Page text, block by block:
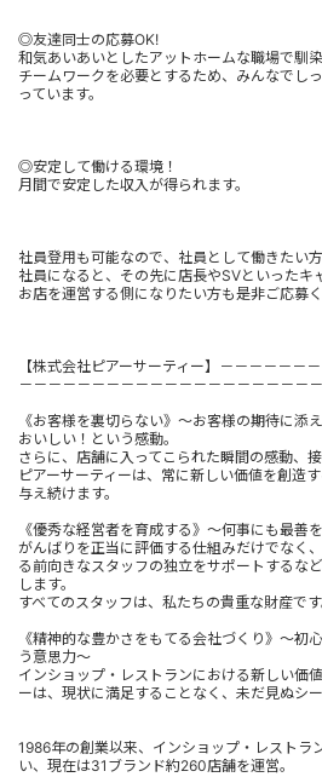
◎友達同士の応募OK!
和気あいあいとしたアットホームな職場で馴
チームワークを必要とするため、みんなでし
っています。
◎安定して働ける環境！
月間で安定した収入が得られます。
社員登用も可能なので、社員として働きたい
社員になると、その先に店長やSVといった
お店を運営する側になりたい方も是非ご応募
【株式会社ピアーサーティー】－－－－－－
－－－－－－－－－－－－－－－－－－－－
《お客様を裏切らない》～お客様の期待に添
おいしい！という感動。
さらに、店舗に入ってこられた瞬間の感動、接
ピアーサーティーは、常に新しい価値を創造
与え続けます。
《優秀な経営者を育成する》～何事にも最善
がんばりを正当に評価する仕組みだけでなく
る前向きなスタッフの独立をサポートするな
します。
すべてのスタッフは、私たちの貴重な財産です
《精神的な豊かさをもてる会社づくり》～初
う意思力～
インショップ・レストランにおける新しい価
ーは、現状に満足することなく、未だ見ぬシー
1986年の創業以来、インショップ・レストラ
い、現在は31ブランド約260店舗を運営。